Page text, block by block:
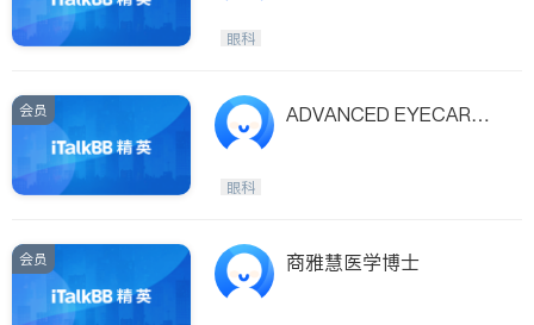
眼科
会员
ADVANCED EYECARE
眼科
会员 商雅慧医学博士